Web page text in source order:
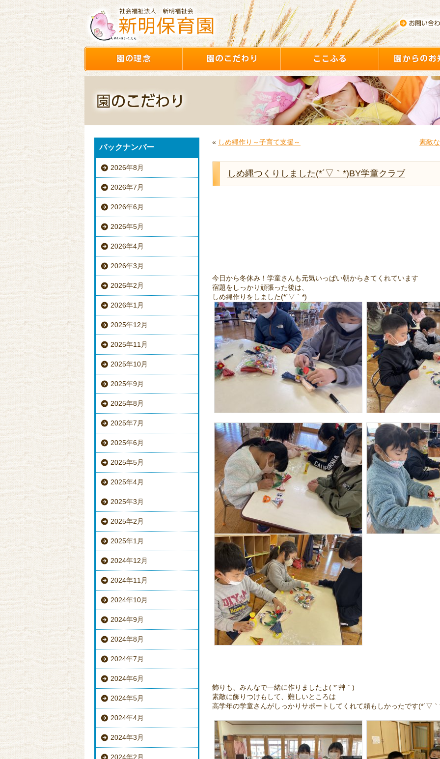
バックナンバー
2026年8月
2026年7月
2026年6月
2026年5月
2026年4月
2026年3月
2026年2月
2026年1月
2025年12月
2025年11月
2025年10月
2025年9月
2025年8月
2025年7月
2025年6月
2025年5月
2025年4月
2025年3月
2025年2月
2025年1月
2024年12月
2024年11月
2024年10月
2024年9月
2024年8月
2024年7月
2024年6月
2024年5月
2024年4月
2024年3月
2024年2月
« しめ縄作り～子育て支援～ 素敵
しめ縄つくりしました(*´▽｀*)BY学童クラブ
今日から冬休み！学童さんも元気いっぱい朝からきてくれています
宿題をしっかり頑張った後は、
しめ縄作りをしました(*´▽｀*)
飾りも、みんなで一緒に作りましたよ( *´艸｀)
素敵に飾りつけもして、難しいところは
高学年の学童さんがしっかりサポートしてくれて頼もしかったです(*´▽